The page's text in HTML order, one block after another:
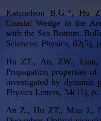
Katsnelson B.G.*, Hu
Coastal Wedge in the
with the Sea Bottom.
Sciences: Physics, 82(5),
Hu ZT., An, ZW., Lian,
Propagation properties
investigated by dynamic
Physics Letters, 34(11), p.
An Z., Hu ZT., Mao J.,